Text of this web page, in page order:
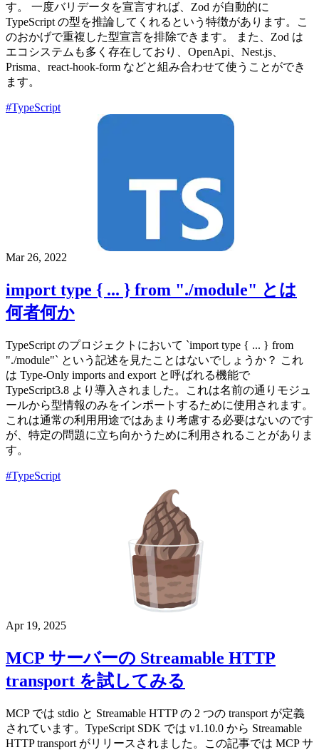
す。 一度バリデータを宣言すれば、Zod が自動的に
TypeScript の型を推論してくれるという特徴があります。こ
のおかげで重複した型宣言を排除できます。 また、Zod は
エコシステムも多く存在しており、OpenApi、Nest.js、
Prisma、react-hook-form などと組み合わせて使うことができ
ます。
#TypeScript
Mar 26, 2022
import type { ... } from "./module" とは
何者何か
TypeScript のプロジェクトにおいて `import type { ... } from
"./module"` という記述を見たことはないでしょうか？ これ
は Type-Only imports and export と呼ばれる機能で
TypeScript3.8 より導入されました。これは名前の通りモジュ
ールから型情報のみをインポートするために使用されます。
これは通常の利用用途ではあまり考慮する必要はないのです
が、特定の問題に立ち向かうために利用されることがありま
す。
#TypeScript
Apr 19, 2025
MCP サーバーの Streamable HTTP
transport を試してみる
MCP では stdio と Streamable HTTP の 2 つの transport が定義
されています。TypeScript SDK では v1.10.0 から Streamable
HTTP transport がリリースされました。この記事では MCP サ